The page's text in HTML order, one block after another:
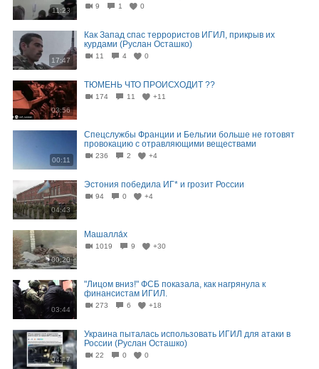
11:23
9 1 0
17:47
Как Запад спас террористов ИГИЛ, прикрыв их
курдами (Руслан Осташко)
11 4 0
03:56
ТЮМЕНЬ ЧТО ПРОИСХОДИТ ??
174 11 +11
00:11
Спецслужбы Франции и Бельгии больше не готовят
провокацию с отравляющими веществами
236 2 +4
04:43
Эстония победила ИГ* и грозит России
94 0 +4
00:20
Машалла́х
1019 9 +30
03:44
"Лицом вниз!" ФСБ показала, как нагрянула к
финансистам ИГИЛ.
273 6 +18
04:17
Украина пыталась использовать ИГИЛ для атаки в
России (Руслан Осташко)
22 0 0